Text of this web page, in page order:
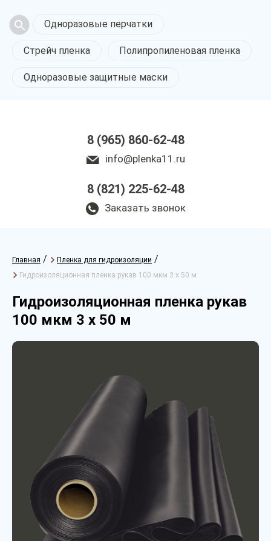
Одноразовые перчатки
Стрейч пленка Полипропиленовая пленка
Одноразовые защитные маски
8 (965) 860-62-48
info@plenka11.ru
8 (821) 225-62-48
Заказать звонок
Главная / Пленка для гидроизоляции /
Гидроизоляционная пленка рукав 100 мкм 3 х 50 м
Гидроизоляционная пленка рукав
100 мкм 3 х 50 м